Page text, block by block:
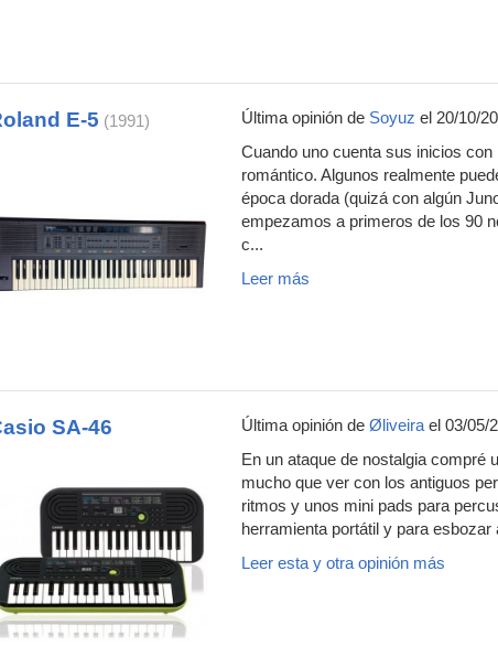
E-5 (1991) Última opinión de Soyuz el 20/10/
Cuando uno cuenta sus inicios
romántico. Algunos realmente
época dorada (quizá con algún
empezamos a primeros de los 90
c...
Leer más
SA-46 Última opinión de Øliveira el 03/05/
En un ataque de nostalgia compré
mucho que ver con los antiguos
ritmos y unos mini pads para
herramienta portátil y para
Leer esta y otra opinión más